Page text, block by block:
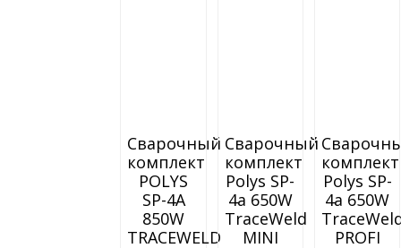
Сварочный
комплект
POLYS
SP-4A
850W
TRACEWELD
Сварочный
комплект
Polys SP-
4a 650W
TraceWeld
MINI
комплект
Polys SP-
4a 650W
PROFI